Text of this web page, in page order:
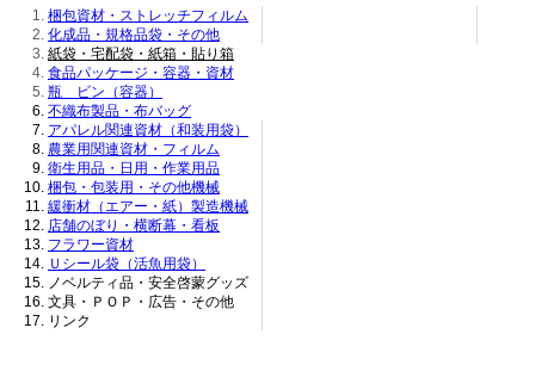
梱包資材・ストレッチフィルム
化成品・規格品袋・その他
紙袋・宅配袋・紙箱・貼り箱
食品パッケージ・容器・資材
瓶 ビン（容器）
不織布製品・布バッグ
アパレル関連資材（和装用袋）
農業用関連資材・フィルム
衛生用品・日用・作業用品
梱包・包装用・その他機械
緩衝材（エアー・紙）製造機械
店舗のぼり・横断幕・看板
フラワー資材
Ｕシール袋（活魚用袋）
ノベルティ品・安全啓蒙グッズ
文具・ＰＯＰ・広告・その他
リンク